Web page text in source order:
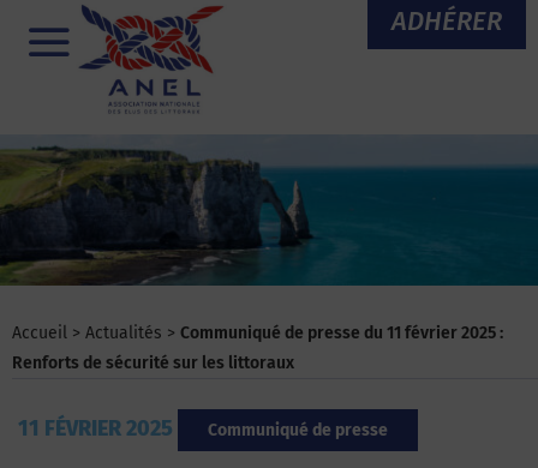
ADHÉRER
Menu
Accueil > Actualités > Communiqué de presse du 11 février 2025 :
Renforts de sécurité sur les littoraux
11 FÉVRIER 2025 Communiqué de presse